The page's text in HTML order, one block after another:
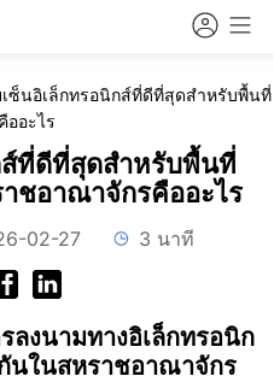
ซ็นอิเล็กทรอนิกส์ที่ดีที่สุดสำหรับพื้นที่
อะไร
ส์ที่ดีที่สุดสำหรับพื้นที่
ชอาณาจักรคืออะไร
02-27 3 นาที
ลงนามทางอิเล็กทรอนิก
นในสหราชอาณาจักร